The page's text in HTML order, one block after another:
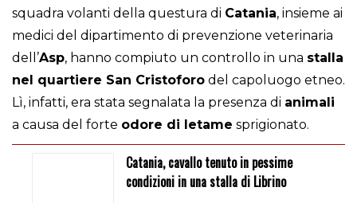
squadra volanti della questura di Catania, insieme ai
medici del dipartimento di prevenzione veterinaria
dell’Asp, hanno compiuto un controllo in una stalla
nel quartiere San Cristoforo del capoluogo etneo.
Lì, infatti, era stata segnalata la presenza di animali
a causa del forte odore di letame sprigionato.
Catania, cavallo tenuto in pessime
condizioni in una stalla di Librino